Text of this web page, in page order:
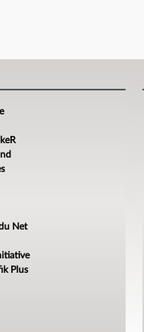
Net
Plus